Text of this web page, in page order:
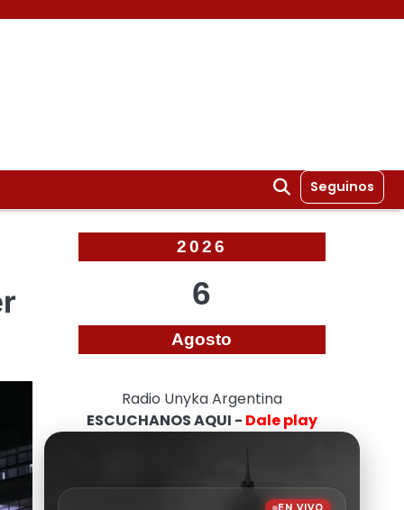
Seguinos
2026
6
Agosto
Radio Unyka Argentina
ESCUCHANOS AQUI - Dale play